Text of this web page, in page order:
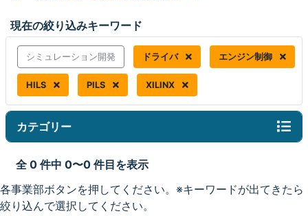
現在の絞り込みキーワード
シミュレーション開発 ドライバ エンジン制御
HILS PILS XILINX
カテゴリー
全 0 件中 0〜0 件目を表示
各事業部ボタンを押してください。※キーワードが出てきたら
絞り込んで選択してください。